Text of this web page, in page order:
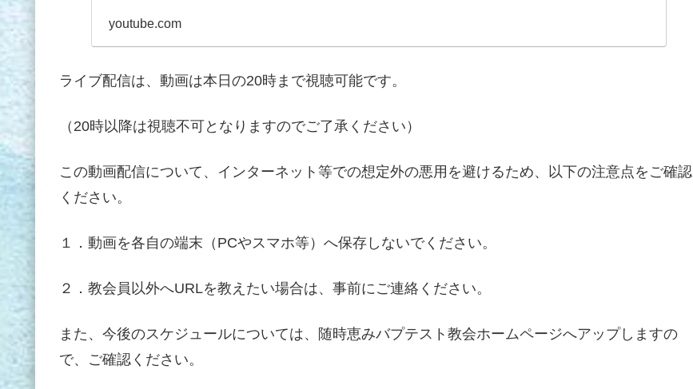
youtube.com
ライブ配信は、動画は本日の20時まで視聴可能です。
（20時以降は視聴不可となりますのでご了承ください）
この動画配信について、インターネット等での想定外の悪用を避けるため、以下の注意点をご確認
ください。
１．動画を各自の端末（PCやスマホ等）へ保存しないでください。
２．教会員以外へURLを教えたい場合は、事前にご連絡ください。
また、今後のスケジュールについては、随時恵みバプテスト教会ホームページへアップしますの
で、ご確認ください。